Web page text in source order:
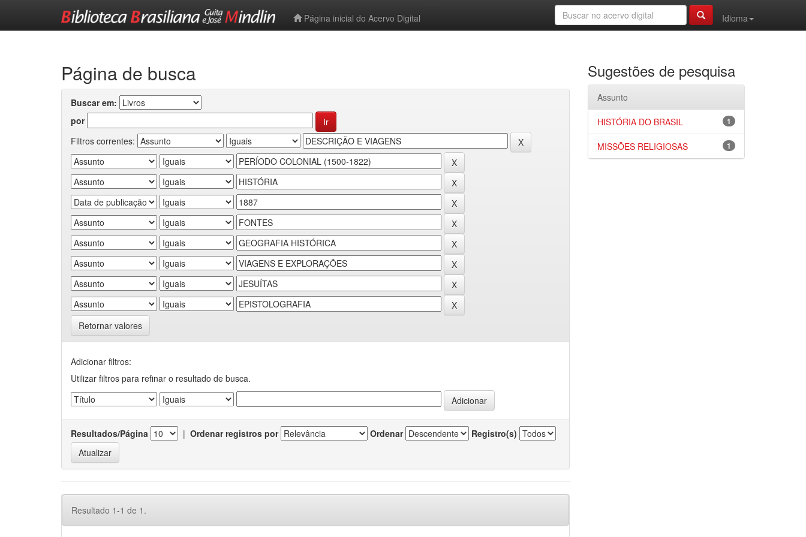
Página inicial do Acervo Digital
Idioma
Página de busca
Buscar em:
por
Filtros correntes:
Retornar valores
Adicionar filtros:
Utilizar filtros para refinar o resultado de busca.
Resultados/Página | Ordenar registros por Ordenar Registro(s)
Resultado 1-1 de 1.
Sugestões de pesquisa
Assunto
1
HISTÓRIA DO BRASIL
1
MISSÕES RELIGIOSAS